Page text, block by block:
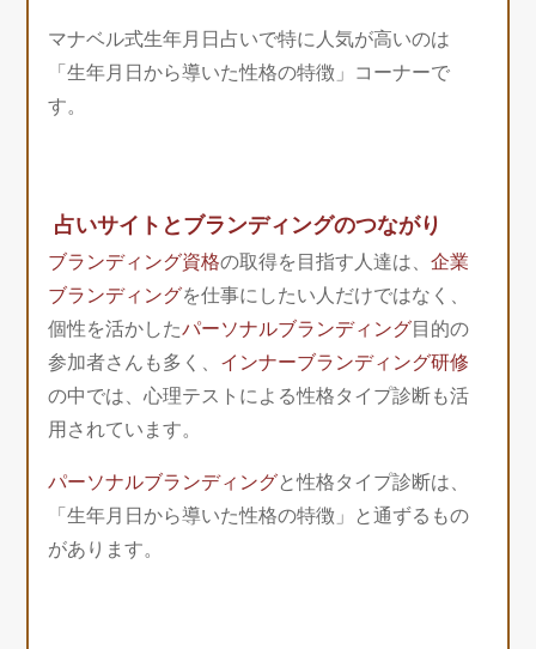
マナベル式生年月日占いで特に人気が高いのは
「生年月日から導いた性格の特徴」コーナーで
す。
占いサイトとブランディングのつながり
ブランディング資格の取得を目指す人達は、企業
ブランディングを仕事にしたい人だけではなく、
個性を活かしたパーソナルブランディング目的の
参加者さんも多く、 インナーブランディング研修
の中では、心理テストによる性格タイプ診断も活
用されています。
パーソナルブランディングと性格タイプ診断は、
「生年月日から導いた性格の特徴」と通ずるもの
があります。